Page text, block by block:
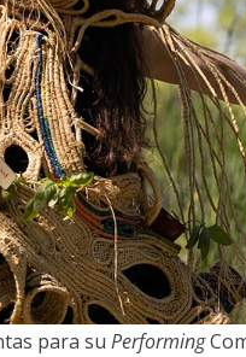
para su Performing